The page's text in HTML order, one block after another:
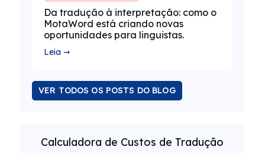
Da tradução à interpretação: como o
MotaWord está criando novas
oportunidades para linguistas.
Leia ➞
VER TODOS OS POSTS DO BLOG
Calculadora de Custos de Tradução